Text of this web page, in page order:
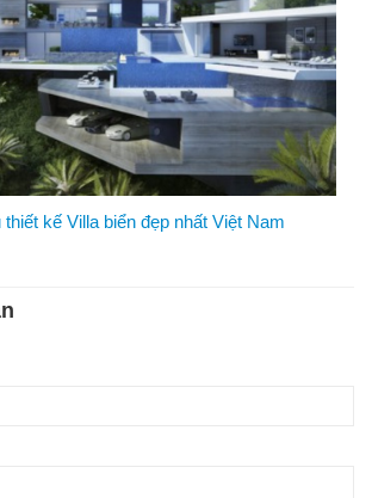
kế Villa biển đẹp nhất Việt Nam